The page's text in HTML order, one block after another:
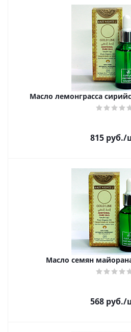
Масло лемонграсса
815руб./
Масло семян
568руб./